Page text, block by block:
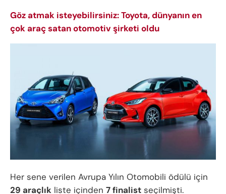
Göz atmak isteyebilirsiniz: Toyota, dünyanın en
çok araç satan otomotiv şirketi oldu
Her sene verilen Avrupa Yılın Otomobili ödülü için
29 araçlık liste içinden 7 finalist seçilmişti.